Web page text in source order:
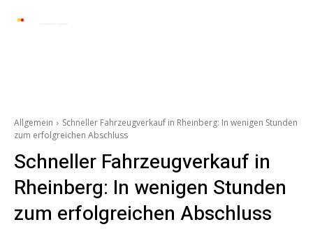
Allgemein
Schneller Fahrzeugverkauf in Rheinberg: In wenigen Stunden
zum erfolgreichen Abschluss
Schneller Fahrzeugverkauf in
Rheinberg: In wenigen Stunden
zum erfolgreichen Abschluss